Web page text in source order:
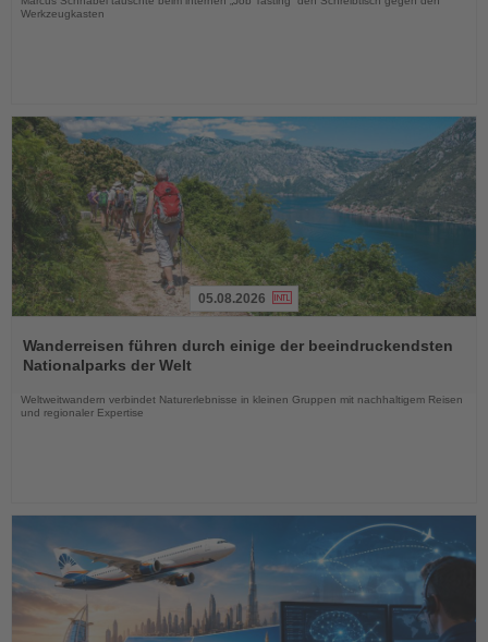
Werkzeugkasten
Sie
die
Nachrichten
05.08.2026
Wanderreisen führen durch einige der beeindruckendsten
Nationalparks der Welt
Weltweitwandern verbindet Naturerlebnisse in kleinen Gruppen mit nachhaltigem Reisen
und regionaler Expertise